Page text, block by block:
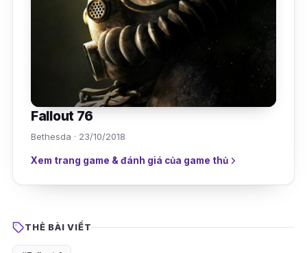
Fallout 76
Bethesda · 23/10/2018
Xem trang game & đánh giá của game thủ
THẺ BÀI VIẾT